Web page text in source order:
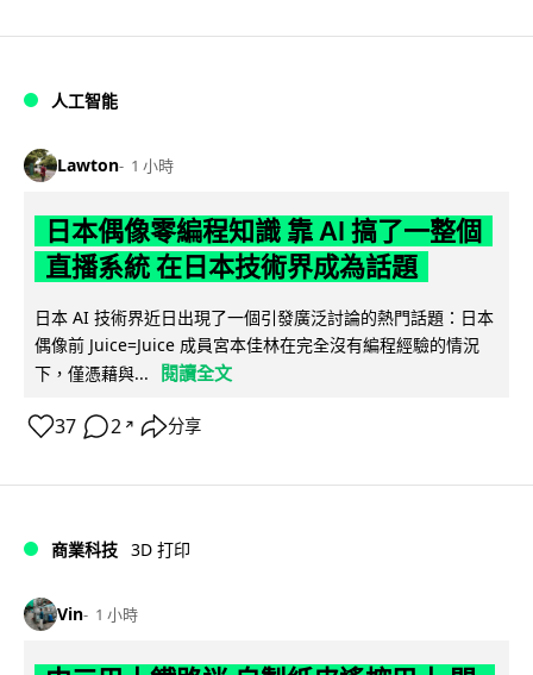
人工智能
Lawton 1 小時
日本偶像零編程知識 靠 AI 搞了一整個
直播系統 在日本技術界成為話題
日本 AI 技術界近日出現了一個引發廣泛討論的熱門話題：日本
偶像前 Juice=Juice 成員宮本佳林在完全沒有編程經驗的情況
下，僅憑藉與...
閱讀全文
37 2 ↗ 分享
商業科技 3D 打印
Vin 1 小時